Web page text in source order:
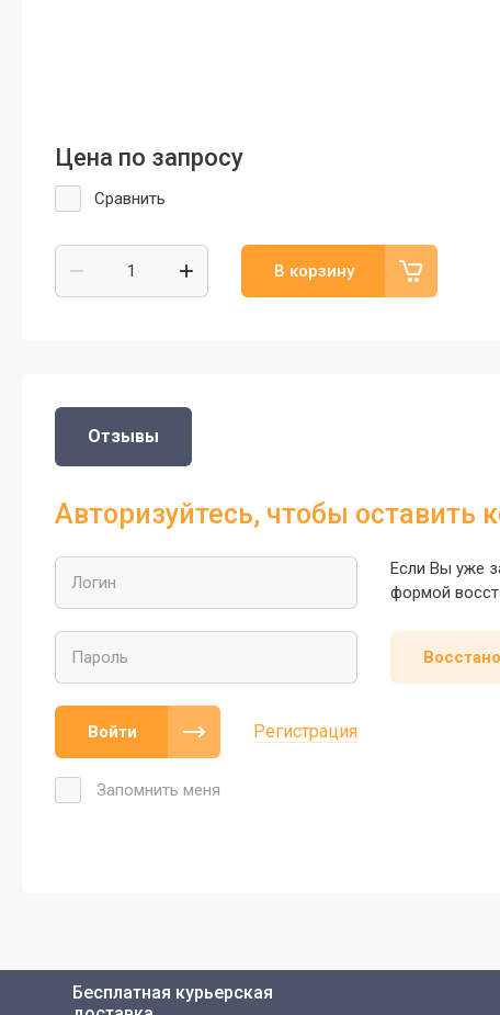
Цена по запросу
Сравнить
В корзину
Отзывы
Авторизуйтесь, чтобы оставить
Войти Регистрация
Запомнить меня
Если Вы уже
формой
Бесплатная курьерская